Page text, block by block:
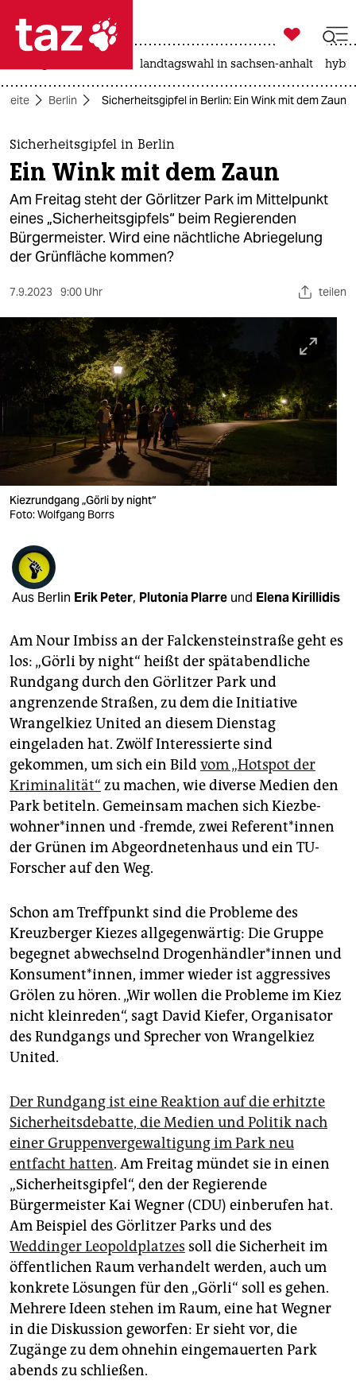
 taz zahl ich
taz zahl ich
themen
politik
öko
gesellschaft
kultur
sport
berlin
nord
wahrheit
verlag
verlag
shop
fragen & hilfe
abo
genossenschaft
epaper login

taz zahl ich
landtagswahl in sachsen-anhalt
Berlin Sicherheitsgipfel in Berlin: Ein Wink mit dem Zaun
Sicherheitsgipfel in Berlin
Ein Wink mit dem Zaun
Am Freitag steht der Görlitzer Park im Mittelpunkt
eines „Sicherheitsgipfels“ beim Regierenden
Bürgermeister. Wird eine nächtliche Abriegelung
der Grünfläche kommen?
7.9.2023 9:00 Uhr teilen
Kiezrundgang „Görli by night“
Foto: Wolfgang Borrs
Aus Berlin Erik Peter, Plutonia Plarre und Elena Kirillidis
Am Nour Imbiss an der Falckensteinstraße geht es
los: „Görli by night“ heißt der spätabendliche
Rundgang durch den Görlitzer Park und
angrenzende Straßen, zu dem die Initiative
Wrangelkiez United an diesem Dienstag
eingeladen hat. Zwölf Interessierte sind
gekommen, um sich ein Bildvom „Hotspot der
Kriminalität“ zu machen, wie diverse Medien den
Park betiteln. Gemeinsam machen sich Kiez­be­
woh­ne­r*in­nen und -fremde, zwei Re­fe­ren­t*in­nen
der Grünen im Abgeordnetenhaus und ein TU-
Forscher auf den Weg.
Schon am Treffpunkt sind die Probleme des
Kreuzberger Kiezes allgegenwärtig: Die Gruppe
begegnet abwechselnd Dro­gen­händ­le­r*in­nen und
Konsument*innen, immer wieder ist aggressives
Grölen zu hören. „Wir wollen die Probleme im Kiez
nicht kleinreden“, sagt David Kiefer, Organisator
des Rundgangs und Sprecher von Wrangelkiez
United.
Der Rundgang ist eine Reaktion auf die erhitzte
Sicherheitsdebatte, die Medien und Politik nach
einer Gruppenvergewaltigung im Park neu
entfacht hatten. Am Freitag mündet sie in einen
„Sicherheitsgipfel“, den der Regierende
Bürgermeister Kai Wegner (CDU) einberufen hat.
Am Beispiel des Görlitzer Parks und des
Weddinger Leopoldplatzes soll die Sicherheit im
öffentlichen Raum verhandelt werden, auch um
konkrete Lösungen für den „Görli“ soll es gehen.
Mehrere Ideen stehen im Raum, eine hat Wegner
in die Diskussion geworfen: Er sieht vor, die
Zugänge zu dem ohnehin eingemauerten Park
abends zu schließen.